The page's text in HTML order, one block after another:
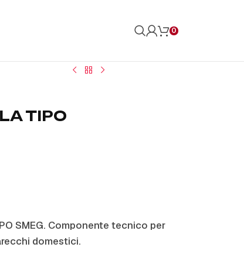
0
TIPO
SMEG. Componente tecnico per
domestici.